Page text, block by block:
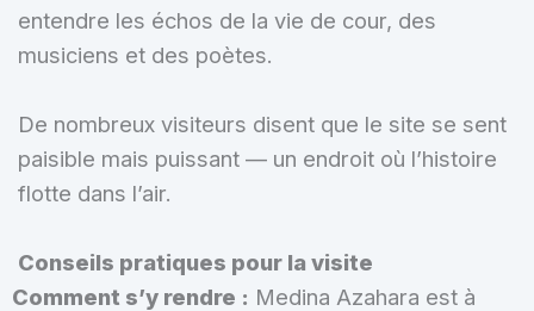
entendre les échos de la vie de cour, des
musiciens et des poètes.
De nombreux visiteurs disent que le site se sent
paisible mais puissant — un endroit où l’histoire
flotte dans l’air.
Conseils pratiques pour la visite
Comment s’y rendre : Medina Azahara est à